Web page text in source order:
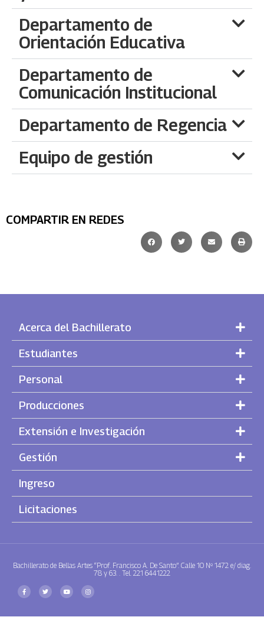
Departamento de
Orientación Educativa
Departamento de
Comunicación Institucional
Departamento de Regencia
Equipo de gestión
COMPARTIR EN REDES
Acerca del Bachillerato
Estudiantes
Personal
Producciones
Extensión e Investigación
Gestión
Ingreso
Licitaciones
Bachillerato de Bellas Artes “Prof. Francisco A. De Santo”. Calle 10 Nº 1472 e/ diag.
78 y 63. . Tel. 221 6441222